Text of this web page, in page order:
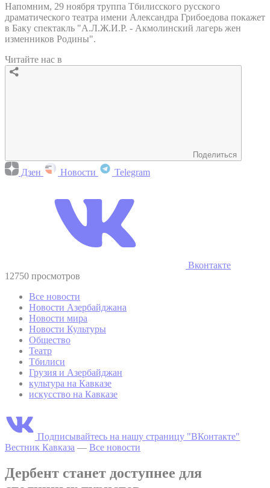
Напомним, 29 ноября труппа Тбилисского русского
драматического театра имени Александра Грибоедова покажет
в Баку спектакль "А.Л.Ж.И.Р. - Акмолинский лагерь жен
изменников Родины".
Читайте нас в
Поделиться
Дзен Новости Telegram
Вконтакте
12750 просмотров
Все новости
Новости Азербайджана
Новости мира
Новости Культуры
Общество
Театр
Тбилиси
Грузия и Азербайджан
культура на Кавказе
искусство на Кавказе
Подписывайтесь на нашу страницу "ВКонтакте"
Вестник Кавказа — Все новости
Дербент станет доступнее для